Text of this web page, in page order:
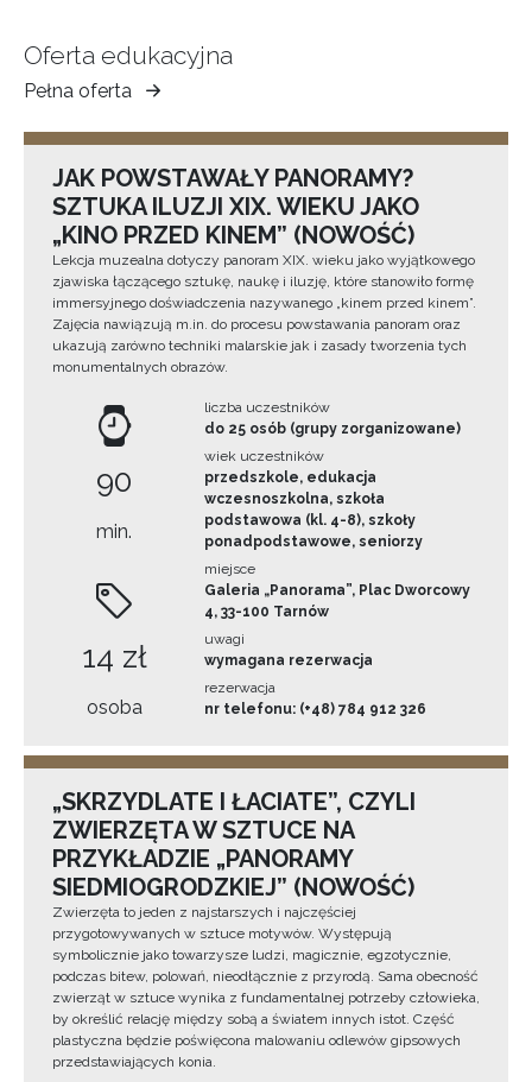
Oferta edukacyjna
Pełna oferta
Muzeum
Ziemi
JAK POWSTAWAŁY PANORAMY?
SZTUKA ILUZJI XIX. WIEKU JAKO
„KINO PRZED KINEM” (NOWOŚĆ)
Lekcja muzealna dotyczy panoram XIX. wieku jako wyjątkowego
zjawiska łączącego sztukę, naukę i iluzję, które stanowiło formę
immersyjnego doświadczenia nazywanego „kinem przed kinem”.
Zajęcia nawiązują m.in. do procesu powstawania panoram oraz
ukazują zarówno techniki malarskie jak i zasady tworzenia tych
monumentalnych obrazów.
90
min.
14 zł
osoba
liczba uczestników
do 25 osób (grupy zorganizowane)
wiek uczestników
przedszkole, edukacja
wczesnoszkolna, szkoła
podstawowa (kl. 4-8), szkoły
ponadpodstawowe, seniorzy
miejsce
Galeria „Panorama”, Plac Dworcowy
4, 33-100 Tarnów
uwagi
wymagana rezerwacja
rezerwacja
nr telefonu: (+48) 784 912 326
„SKRZYDLATE I ŁACIATE”, CZYLI
ZWIERZĘTA W SZTUCE NA
PRZYKŁADZIE „PANORAMY
SIEDMIOGRODZKIEJ” (NOWOŚĆ)
Zwierzęta to jeden z najstarszych i najczęściej
przygotowywanych w sztuce motywów. Występują
symbolicznie jako towarzysze ludzi, magicznie, egzotycznie,
podczas bitew, polowań, nieodłącznie z przyrodą. Sama obecność
zwierząt w sztuce wynika z fundamentalnej potrzeby człowieka,
by określić relację między sobą a światem innych istot. Część
plastyczna będzie poświęcona malowaniu odlewów gipsowych
przedstawiających konia.